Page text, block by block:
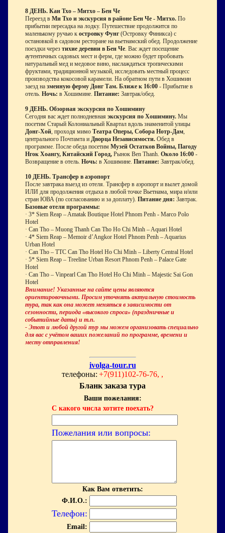
8 ДЕНЬ. Кан Тхо – Митхо – Бен Че
Переезд в Ми Тхо и экскурсия в районе Бен Че - Митхо. По
прибытии пересадка на лодку. Путешествие продолжится по
маленькому ручью к островку Фунг(Островку Финикса) с
остановкой в садовом ресторане на вьетнамский обед. Продолжение
поездки через тихие деревни в Бен Че. Вас ждет посещение
аутентичных садовых мест и ферм, где можно будет пробовать
натуральный мед и медовое вино, наслаждаться тропическими
фруктами, традиционной музыкой, исследовать местный процесс
производства кокосовой карамели. На обратном пути в Хошимин
заезд на змеиную ферму Донг Там. Ближе к 16:00 - Прибытие в
отель. Ночь: в Хошимине. Питание: Завтрак/обед.
9 ДЕНЬ. Обзорная экскурсия по Хошимину
Сегодня вас ждет полнодневная экскурсия по Хошимину. Мы
посетим Старый Колониальный Квартал вдоль знаменитой улицы
Донг-Хой, проходя мимо Театра Оперы, Собора Нотр-Дам,
центрального Почтамта и Дворца Независимости. Обед в
программе. После обеда посетим Музей Остатков Войны, Пагоду
Нгок Хоангу, Китайский Город, Рынок Ben Thanh. Около 16:00 -
Возвращение в отель. Ночь: в Хошимине. Питание: Завтрак/обед.
10 ДЕНЬ. Трансфер в аэропорт
После завтрака выезд из отеля. Трансфер в аэропорт и вылет домой
ИЛИ для продолжения отдыха в любой точке Вьетнама, мира и/или
стран ЮВА (по согласованию и за доплату). Питание дня: Завтрак.
Базовые отели программы:
· 3* Siem Reap – Amatak Boutique Hotel Phnom Penh - Marco Polo
Hotel
· Can Tho – Muong Thanh Can Tho Ho Chi Minh – Aquari Hotel
· 4* Siem Reap – Memoir d’Angkor Hotel Phnom Penh – Aquarius
Urban Hotel
· Can Tho – TTC Can Tho Hotel Ho Chi Minh – Liberty Central Hotel
· 5* Siem Reap – Treeline Urban Resort Phnom Penh – Palace Gate
Hotel
· Can Tho – Vinpearl Can Tho Hotel Ho Chi Minh – Majestic Sai Gon
Hotel
Внимание! Указанные на сайте цены являются
ориентировочными. Просим уточнять актуальную стоимость
тура, так как она может меняться в зависимости от
сезонности, периода «высокого спроса» (праздничные и
событийные даты) и т.п.
- Этот и любой другой тур мы можем организовать специально
для вас с учётом ваших пожеланий по программе, времени и
месту отправления!
ivolga-tour.ru
телефоны: +7(911)102-76-76, ,
Бланк заказа тура
Ваши пожелания:
С какого числа хотите поехать?
Пожелания или вопросы:
Как Вам ответить:
Ф.И.О.:
Телефон:
Email: